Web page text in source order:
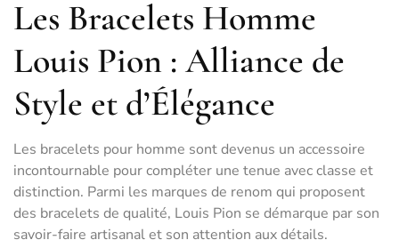
Les Bracelets Homme
Louis Pion : Alliance de
Style et d’Élégance
Les bracelets pour homme sont devenus un accessoire
incontournable pour compléter une tenue avec classe et
distinction. Parmi les marques de renom qui proposent
des bracelets de qualité, Louis Pion se démarque par son
savoir-faire artisanal et son attention aux détails.